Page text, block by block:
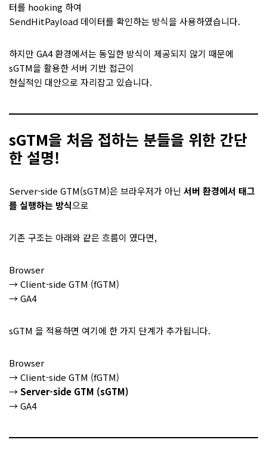
터를 hooking 하여
SendHitPayload 데이터를 확인하는 방식을 사용하였습니다.
하지만 GA4 환경에서는 동일한 방식이 제공되지 않기 때문에
sGTM을 활용한 서버 기반 접근이
현실적인 대안으로 자리잡고 있습니다.
sGTM을 처음 접하는 분들을 위한 간단
한 설명!
Server-side GTM(sGTM)은 브라우저가 아닌 서버 환경에서 태그
를 실행하는 방식으로
기존 구조는 아래와 같은 흐름이 였다면,
Browser
→ Client-side GTM (fGTM)
→ GA4
sGTM 을 적용하면 여기에 한 가지 단계가 추가됩니다.
Browser
→ Client-side GTM (fGTM)
→Server-side GTM (sGTM)
→ GA4